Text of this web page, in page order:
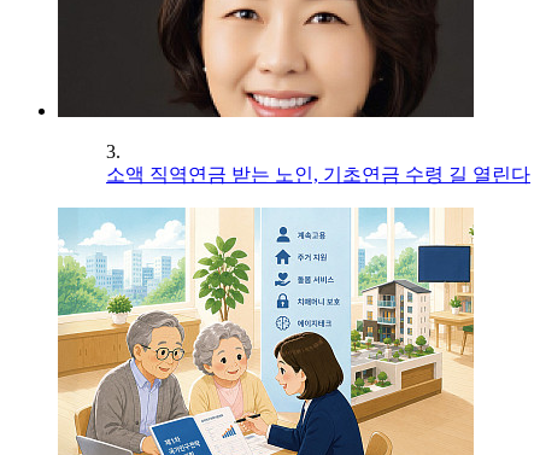
3.
소액 직역연금 받는 노인, 기초연금 수령 길 열린다